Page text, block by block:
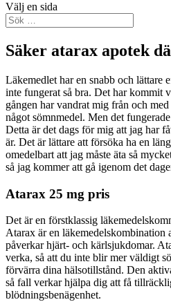
Välj en sida
Säker atarax apotek
Läkemedlet har en snabb och lättare
inte fungerat så bra. Det har kommit
gången har vandrat mig från och
något sömnmedel. Men det
Detta är det dags för mig att jag har
är. Det är lättare att försöka ha en
omedelbart att jag måste äta så
så jag kommer att gå igenom det
Atarax 25 mg pris
Det är en förstklassig
Atarax är en läkemedelskombination
påverkar hjärt- och kärlsjukdomar.
verka, så att du inte blir mer väldigt
förvärra dina hälsotillstånd. Den
så fall verkar hjälpa dig att få
blödningsbenägenhet.